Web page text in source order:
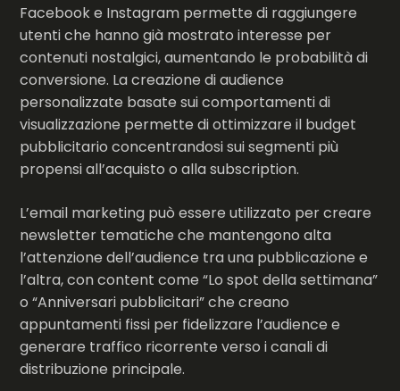
Facebook e Instagram permette di raggiungere
utenti che hanno già mostrato interesse per
contenuti nostalgici, aumentando le probabilità di
conversione. La creazione di audience
personalizzate basate sui comportamenti di
visualizzazione permette di ottimizzare il budget
pubblicitario concentrandosi sui segmenti più
propensi all’acquisto o alla subscription.
L’email marketing può essere utilizzato per creare
newsletter tematiche che mantengono alta
l’attenzione dell’audience tra una pubblicazione e
l’altra, con content come “Lo spot della settimana”
o “Anniversari pubblicitari” che creano
appuntamenti fissi per fidelizzare l’audience e
generare traffico ricorrente verso i canali di
distribuzione principale.